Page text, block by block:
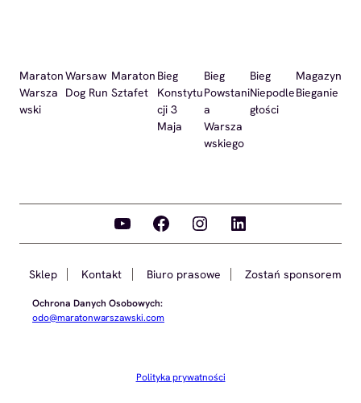
Maraton
Warsza
wski
Warsaw
Dog Run
Maraton
Sztafet
Bieg
Konstytu
cji 3
Maja
Bieg
Powstani
a
Warsza
wskiego
Bieg
Niepodle
głości
Magazyn
Bieganie
YouTube Facebook Instagram LinkedIn
Sklep Kontakt Biuro prasowe Zostań sponsorem
Ochrona Danych Osobowych:
odo@maratonwarszawski.com
Polityka prywatności